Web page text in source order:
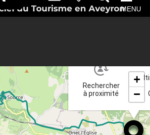
du Tourisme en AveyronMENU
Rechercher
à proximité
+
−